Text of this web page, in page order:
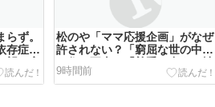
ず。
存症が
望む客
松のや「ママ応援企画」がなぜ
許されない？「窮屈な世の中」
に住む不幸、「尊重し合える社
会」は遠ざかる一方
9時間前